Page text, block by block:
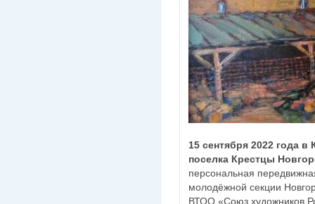
15 сентября 2022 года в
поселка Крестцы
персональная
молодёжной секции
ВТОО «Союз художников